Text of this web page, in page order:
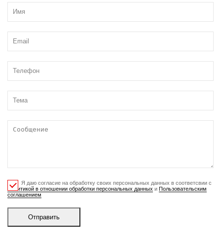
Я даю согласие на обработку своих персональных данных в соответсвии с
Политикой в отношении обработки персональных данных и Пользовательским
соглашением
Отправить